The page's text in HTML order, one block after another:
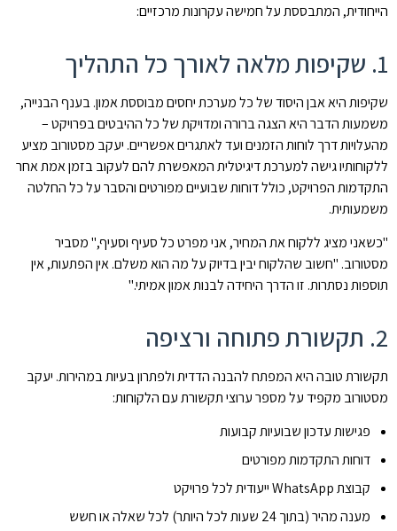
הייחודית, המתבססת על חמישה עקרונות מרכזיים:
1. שקיפות מלאה לאורך כל התהליך
שקיפות היא אבן היסוד של כל מערכת יחסים מבוססת אמון. בענף הבנייה,
משמעות הדבר היא הצגה ברורה ומדויקת של כל ההיבטים בפרויקט –
מהעלויות דרך לוחות הזמנים ועד לאתגרים אפשריים. יעקב מסטורוב מציע
ללקוחותיו גישה למערכת דיגיטלית המאפשרת להם לעקוב בזמן אמת אחר
התקדמות הפרויקט, כולל דוחות שבועיים מפורטים והסבר על כל החלטה
משמעותית.
"כשאני מציג ללקוח את המחיר, אני מפרט כל סעיף וסעיף," מסביר
מסטורוב. "חשוב שהלקוח יבין בדיוק על מה הוא משלם. אין הפתעות, אין
תוספות נסתרות. זו הדרך היחידה לבנות אמון אמיתי."
2. תקשורת פתוחה ורציפה
תקשורת טובה היא המפתח להבנה הדדית ולפתרון בעיות במהירות. יעקב
מסטורוב מקפיד על מספר ערוצי תקשורת עם הלקוחות:
פגישות עדכון שבועיות קבועות
דוחות התקדמות מפורטים
קבוצת WhatsApp ייעודית לכל פרויקט
מענה מהיר (בתוך 24 שעות לכל היותר) לכל שאלה או חשש